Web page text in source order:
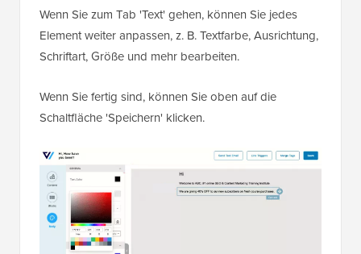
Wenn Sie zum Tab 'Text' gehen, können Sie jedes
Element weiter anpassen, z. B. Textfarbe, Ausrichtung,
Schriftart, Größe und mehr bearbeiten.
Wenn Sie fertig sind, können Sie oben auf die
Schaltfläche 'Speichern' klicken.